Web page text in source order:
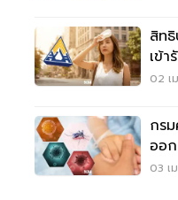
สิท
เข้า
เช็
02 เ
กรม
ออ
03 เ